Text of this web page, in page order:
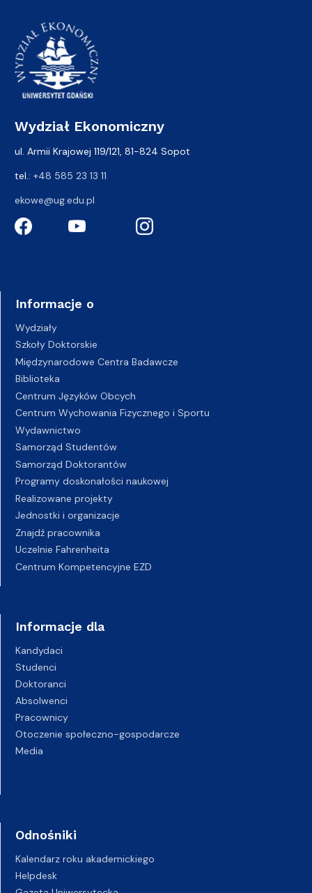
Wydział Ekonomiczny
ul. Armii Krajowej 119/121, 81-824 Sopot
tel.: +48 585 23 13 11
ekowe@ug.edu.pl
Informacje o
Wydziały
Szkoły Doktorskie
Międzynarodowe Centra Badawcze
Biblioteka
Centrum Języków Obcych
Centrum Wychowania Fizycznego i Sportu
Wydawnictwo
Samorząd Studentów
Samorząd Doktorantów
Programy doskonałości naukowej
Realizowane projekty
Jednostki i organizacje
Znajdź pracownika
Uczelnie Fahrenheita
Centrum Kompetencyjne EZD
Informacje dla
Kandydaci
Studenci
Doktoranci
Absolwenci
Pracownicy
Otoczenie społeczno-gospodarcze
Media
Odnośniki
Kalendarz roku akademickiego
Helpdesk